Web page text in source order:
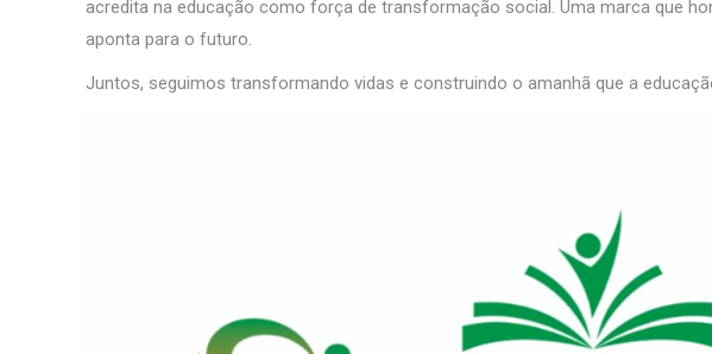
acredita na educação como força de transformação social. Uma marca que
aponta para o futuro.
Juntos, seguimos transformando vidas e construindo o amanhã que a